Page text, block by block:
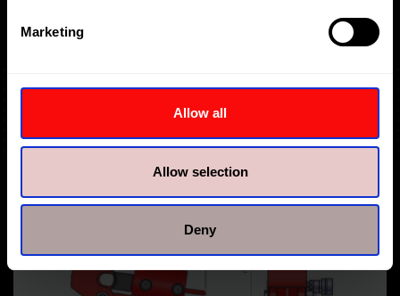
Marketing
Allow all
Allow selection
Deny